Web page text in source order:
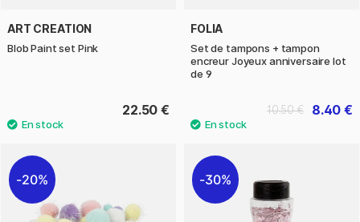
ART CREATION
Blob Paint set Pink
22.50 €
FOLIA
Set de tampons + tampon
encreur Joyeux anniversaire lot
de 9
8.40 €
10.50 €
20% 30%